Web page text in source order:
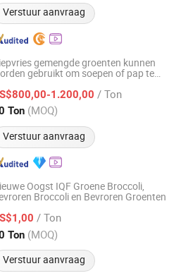
Verstuur aanvraag
gemengde groenten kunnen
gebruikt om soepen of pap te
1.200,00 / Ton
Ton (MOQ)
Verstuur aanvraag
(Qingdao) Co, Ltd.
Sinds 2025
Oogst IQF Groene Broccoli,
Broccoli en Bevroren Groenten
/ Ton
Ton (MOQ)
Verstuur aanvraag
Co., Ltd.
Sinds 2009